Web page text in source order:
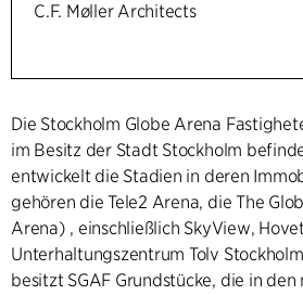
C.F. Møller Architects
Die Stockholm Globe Arena
im Besitz der Stadt Stockholm
entwickelt die Stadien in deren
gehören die Tele2 Arena, die The
Arena) , einschließlich SkyView,
Unterhaltungszentrum Tolv
besitzt SGAF Grundstücke, die in